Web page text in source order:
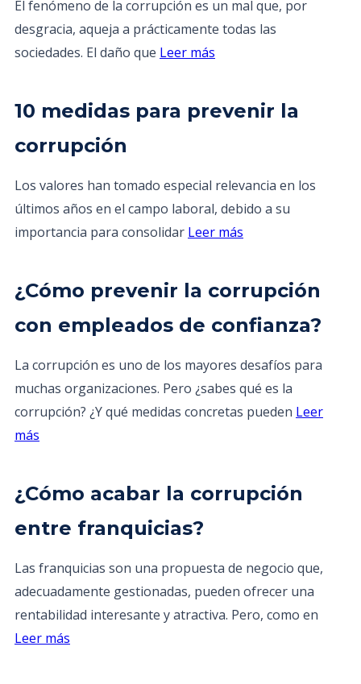
El fenómeno de la corrupción es un mal que, por
desgracia, aqueja a prácticamente todas las
sociedades. El daño que Leer más
10 medidas para prevenir la
corrupción
Los valores han tomado especial relevancia en los
últimos años en el campo laboral, debido a su
importancia para consolidar Leer más
¿Cómo prevenir la corrupción
con empleados de confianza?
La corrupción es uno de los mayores desafíos para
muchas organizaciones. Pero ¿sabes qué es la
corrupción? ¿Y qué medidas concretas pueden Leer
más
¿Cómo acabar la corrupción
entre franquicias?
Las franquicias son una propuesta de negocio que,
adecuadamente gestionadas, pueden ofrecer una
rentabilidad interesante y atractiva. Pero, como en
Leer más